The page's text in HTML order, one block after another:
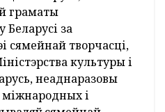
калыскі” з
Лідскага раёна
песенную
слова, дорачы
гонар за